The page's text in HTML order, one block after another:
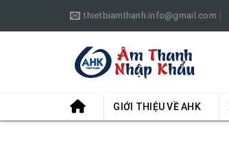
thietbiamthanh.info@gmail.com
GIỚI THIỆU VỀ AHK